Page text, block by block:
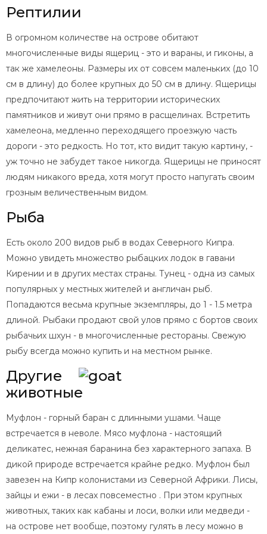
Рептилии
В огромном количестве на острове обитают
многочисленные виды ящериц - это и вараны, и гиконы, а
так же хамелеоны. Размеры их от совсем маленьких (до 10
см в длину) до более крупных до 50 см в длину. Ящерицы
предпочитают жить на территории исторических
памятников и живут они прямо в расщелинах. Встретить
хамелеона, медленно переходящего проезжую часть
дороги - это редкость. Но тот, кто видит такую картину, -
уж точно не забудет такое никогда. Ящерицы не приносят
людям никакого вреда, хотя могут просто напугать своим
грозным величественным видом.
Рыба
Есть около 200 видов рыб в водах Северного Кипра.
Можно увидеть множество рыбацких лодок в гавани
Кирении и в других местах страны. Тунец - одна из самых
популярных у местных жителей и англичан рыб.
Попадаются весьма крупные экземпляры, до 1 - 1.5 метра
длиной. Рыбаки продают свой улов прямо с бортов своих
рыбачьих шхун - в многочисленные рестораны. Свежую
рыбу всегда можно купить и на местном рынке.
Другие
животные
Муфлон - горный баран с длинными ушами. Чаще
встречается в неволе. Мясо муфлона - настоящий
деликатес, нежная баранина без характерного запаха. В
дикой природе встречается крайне редко. Муфлон был
завезен на Кипр колонистами из Северной Африки. Лисы,
зайцы и ежи - в лесах повсеместно . При этом крупных
животных, таких как кабаны и лоси, волки или медведи -
на острове нет вообще, поэтому гулять в лесу можно в